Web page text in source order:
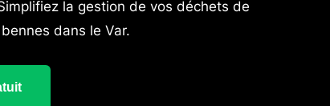
la gestion de vos déchets de
dans le Var.